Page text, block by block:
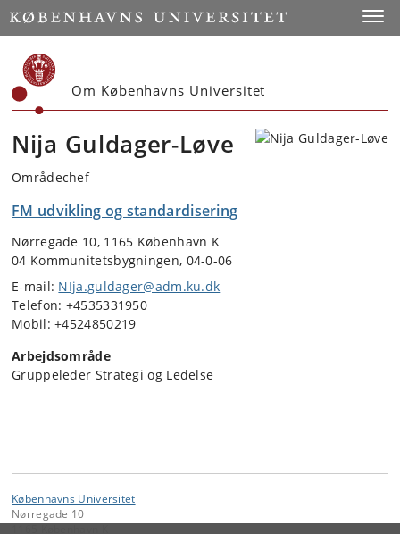
Start
Om Københavns Universitet
Nija Guldager-Løve
Områdechef
FM udvikling og standardisering
Nørregade 10, 1165 København K
04 Kommunitetsbygningen, 04-0-06
E-mail: NIja.guldager@adm.ku.dk
Telefon: +4535331950
Mobil: +4524850219
Arbejdsområde
Gruppeleder Strategi og Ledelse
Københavns Universitet
Nørregade 10